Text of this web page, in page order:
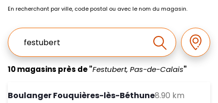
En recherchant par ville, code postal ou avec le nom du magasin.
Ville, Region, Code postal ou Ville & Pays
Effectuer la
10 magasins près de "Festubert, Pas-de-Calais"
Boulanger Fouquières-lès-Béthune8.90 km